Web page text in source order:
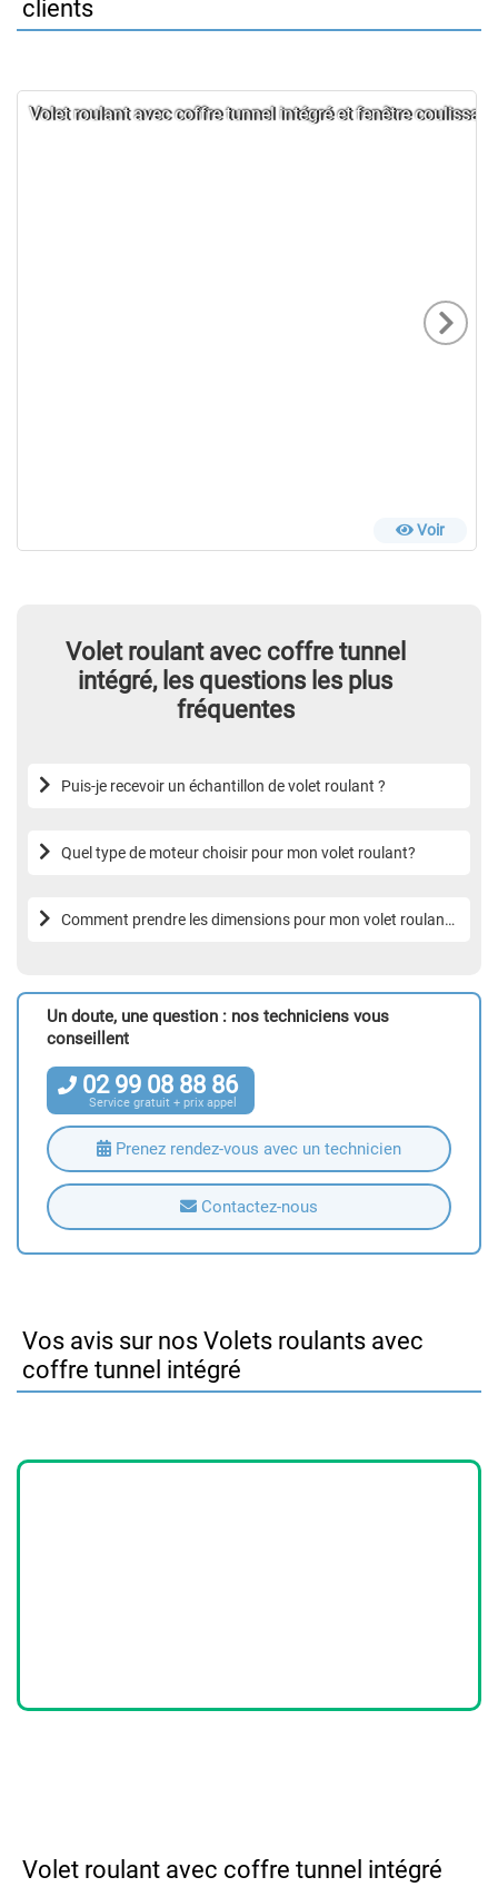
clients
Volet roulant avec coffre tunnel intégré et fenêtre
Voir
Volet roulant avec coffre tunnel
intégré, les questions les plus
fréquentes
Puis-je recevoir un échantillon de volet roulant ?
Quel type de moteur choisir pour mon volet roulant?
Comment prendre les dimensions pour mon volet roulant
Un doute, une question : nos techniciens vous
conseillent
02 99 08 88 86
Service gratuit + prix appel
Prenez rendez-vous avec un technicien
Contactez-nous
Vos avis sur nos Volets roulants avec
coffre tunnel intégré
Volet roulant avec coffre tunnel intégré